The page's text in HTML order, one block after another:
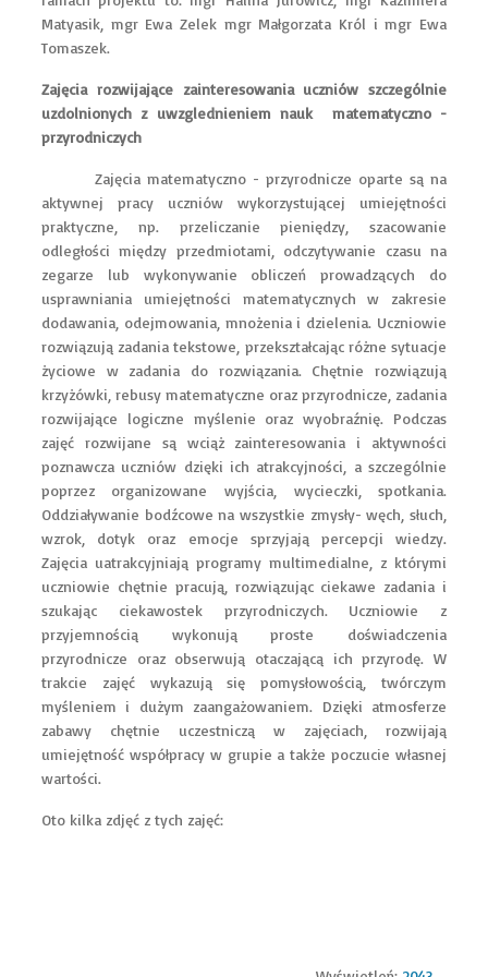
Matyasik, mgr Ewa Zelek mgr Małgorzata Król i mgr Ewa
Tomaszek.
Zajęcia rozwijające zainteresowania uczniów szczególnie
uzdolnionych z uwzglednieniem nauk matematyczno -
przyrodniczych
Zajęcia matematyczno - przyrodnicze oparte są na
aktywnej pracy uczniów wykorzystującej umiejętności
praktyczne, np. przeliczanie pieniędzy, szacowanie
odległości między przedmiotami, odczytywanie czasu na
zegarze lub wykonywanie obliczeń prowadzących do
usprawniania umiejętności matematycznych w zakresie
dodawania, odejmowania, mnożenia i dzielenia. Uczniowie
rozwiązują zadania tekstowe, przekształcając różne sytuacje
życiowe w zadania do rozwiązania. Chętnie rozwiązują
krzyżówki, rebusy matematyczne oraz przyrodnicze, zadania
rozwijające logiczne myślenie oraz wyobraźnię. Podczas
zajęć rozwijane są wciąż zainteresowania i aktywności
poznawcza uczniów dzięki ich atrakcyjności, a szczególnie
poprzez organizowane wyjścia, wycieczki, spotkania.
Oddziaływanie bodźcowe na wszystkie zmysły- węch, słuch,
wzrok, dotyk oraz emocje sprzyjają percepcji wiedzy.
Zajęcia uatrakcyjniają programy multimedialne, z którymi
uczniowie chętnie pracują, rozwiązując ciekawe zadania i
szukając ciekawostek przyrodniczych. Uczniowie z
przyjemnością wykonują proste doświadczenia
przyrodnicze oraz obserwują otaczającą ich przyrodę. W
trakcie zajęć wykazują się pomysłowością, twórczym
myśleniem i dużym zaangażowaniem. Dzięki atmosferze
zabawy chętnie uczestniczą w zajęciach, rozwijają
umiejętność współpracy w grupie a także poczucie własnej
wartości.
Oto kilka zdjęć z tych zajęć: